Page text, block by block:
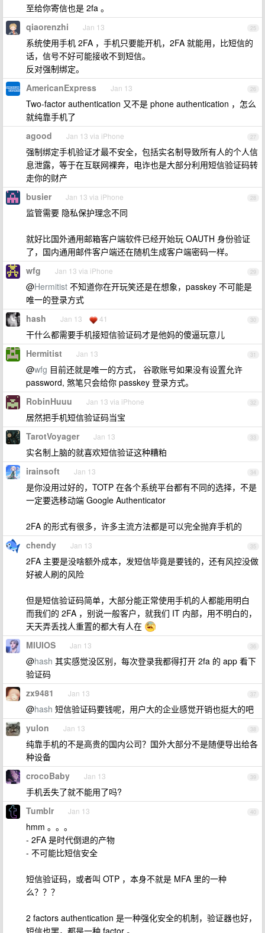
至给你寄信也是 2fa 。
25
qiaorenzhi Jan 13
系统使用手机 2FA ，手机只要能开机，2FA 就能用，比短信的
话，信号不好可能接收不到短信。
反对强制绑定。
26
AmericanExpress Jan 13
Two-factor authentication 又不是 phone authentication ，怎么
就纯靠手机了
27
agood Jan 13 via iPhone
强制绑定手机验证才最不安全，包括实名制导致所有人的个人信
息泄露，等于在互联网裸奔，电诈也是大部分利用短信验证码转
走你的财产
28
busier Jan 13 via iPhone
监管需要 隐私保护理念不同
就好比国外通用邮箱客户端软件已经开始玩 OAUTH 身份验证
了，国内通用邮件客户端还在随机生成客户端密码一样。
29
wfg Jan 13 via iPhone
@Hermitist 不知道你在开玩笑还是在想象，passkey 不可能是
唯一的登录方式
30
hash Jan 13 41
干什么都需要手机接短信验证码才是他妈的傻逼玩意儿
31
Hermitist Jan 13
@wfg 目前还就是唯一的方式， 谷歌账号如果没有设置允许
password, 煞笔只会给你 passkey 登录方式。
32
RobinHuuu Jan 13 via iPhone
居然把手机短信验证码当宝
33
TarotVoyager Jan 13
实名制上脑的就喜欢短信验证这种糟粕
34
irainsoft Jan 13
是你没用过好的，TOTP 在各个系统平台都有不同的选择，不是
一定要选移动端 Google Authenticator
2FA 的形式有很多，许多主流方法都是可以完全抛弃手机的
35
chendy Jan 13
2FA 主要是没啥额外成本，发短信毕竟是要钱的，还有风控没做
好被人刷的风险
但是短信验证码简单，大部分能正常使用手机的人都能用明白
而我们的 2FA ，别说一般客户，就我们 IT 内部，用不明白的，
天天弄丢找人重置的都大有人在
36
MIUIOS Jan 13
@hash 其实感觉没区别，每次登录我都得打开 2fa 的 app 看下
验证码
37
zx9481 Jan 13
@hash 短信验证码要钱呢，用户大的企业感觉开销也挺大的吧
38
yulon Jan 13
纯靠手机的不是高贵的国内公司？国外大部分不是随便导出给各
种设备
39
crocoBaby Jan 13
手机丢失了就不能用了吗?
40
Tumblr Jan 13
hmm 。。。
- 2FA 是时代倒退的产物
- 不可能比短信安全
短信验证码，或者叫 OTP ，本身不就是 MFA 里的一种
么？？？
2 factors authentication 是一种强化安全的机制，验证器也好，
短信也罢，都是一种 factor 。